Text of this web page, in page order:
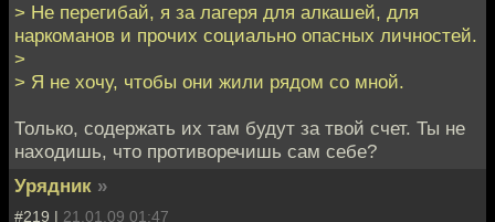
> Не перегибай, я за лагеря для алкашей, для
наркоманов и прочих социально опасных личностей.
>
> Я не хочу, чтобы они жили рядом со мной.
Только, содержать их там будут за твой счет. Ты не
находишь, что противоречишь сам себе?
Урядник »
#219 | 21.01.09 01:47